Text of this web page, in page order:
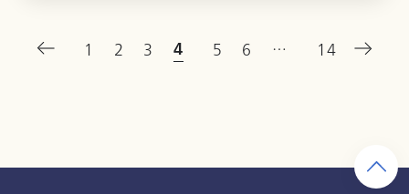
1 2 3 4 5 6 … 14